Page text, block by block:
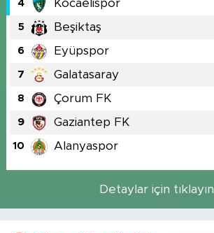
4 Kocaelispor
5 Beşiktaş
6 Eyüpspor
7 Galatasaray
8 Çorum FK
9 Gaziantep FK
10 Alanyaspor
Detaylar için tıklayın